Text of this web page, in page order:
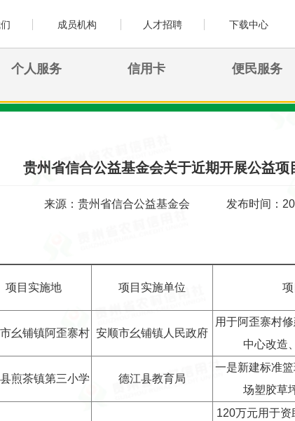
成员机构 人才招聘 下载中心
个人服务 信用卡 便民服务
贵州省信合公益基金会关于近期开展公益项
来源：贵州省信合公益基金会 发布时间：
项目实施地 项目实施单位
幺铺镇阿歪寨村 安顺市幺铺镇人民政府
用于阿歪寨村
中心改造
煎茶镇第三小学 德江县教育局
一是新建标准
场塑胶草
120万元用于